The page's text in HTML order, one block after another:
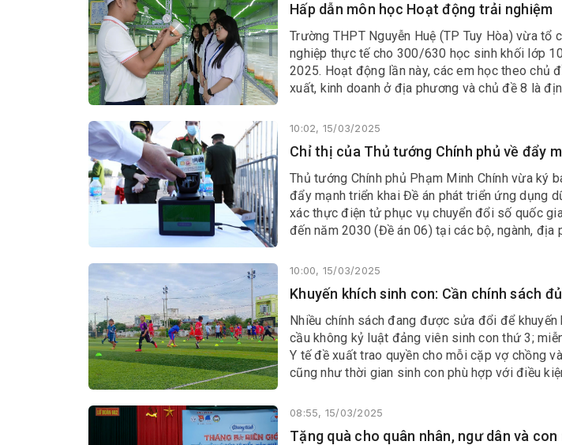
Hấp dẫn môn học Hoạt động trải nghiệm
Trường THPT Nguyễn Huệ (TP Tuy Hòa) vừa tổ
nghiệp thực tế cho 300/630 học sinh khối lớp
2025. Hoạt động lần này, các em học theo chủ
xuất, kinh doanh ở địa phương và chủ đề 8 là
10:02, 15/03/2025
Chỉ thị của Thủ tướng Chính phủ về đẩy
Thủ tướng Chính phủ Phạm Minh Chính vừa ký
đẩy mạnh triển khai Đề án phát triển ứng dụng
xác thực điện tử phục vụ chuyển đổi số quốc
đến năm 2030 (Đề án 06) tại các bộ, ngành, địa
10:00, 15/03/2025
Khuyến khích sinh con: Cần chính sách
Nhiều chính sách đang được sửa đổi để khuyến
cầu không kỷ luật đảng viên sinh con thứ 3;
Y tế đề xuất trao quyền cho mỗi cặp vợ chồng
cũng như thời gian sinh con phù hợp với điều
hội.
08:55, 15/03/2025
Tặng quà cho quân nhân, ngư dân và